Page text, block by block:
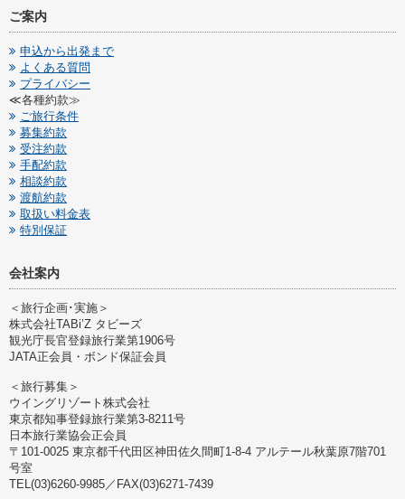
ご案内
申込から出発まで
よくある質問
プライバシー
≪各種約款≫
ご旅行条件
募集約款
受注約款
手配約款
相談約款
渡航約款
取扱い料金表
特別保証
会社案内
＜旅行企画･実施＞
株式会社TABi’Z タビーズ
観光庁長官登録旅行業第1906号
JATA正会員・ボンド保証会員
＜旅行募集＞
ウイングリゾート株式会社
東京都知事登録旅行業第3-8211号
日本旅行業協会正会員
〒101-0025 東京都千代田区神田佐久間町1-8-4 アルテール秋葉原7階701
号室
TEL(03)6260-9985／FAX(03)6271-7439